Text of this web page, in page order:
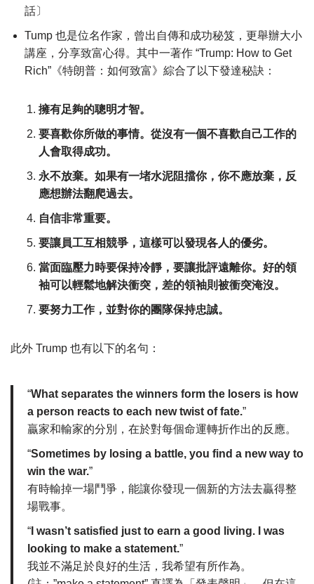
話〕
Tump 也是位名作家，曾出自傳和成功秘笈，更舉辦大小
講座，分享致富心得。其中一著作 “Trump: How to Get
Rich”《特朗普：如何致富》綜合了以下發達秘訣：
擁有足夠的聰明才智。
要喜歡你所做的事情。從沒有一個不喜歡自己工作的
人會取得成功。
永不放棄。如果有一堵水泥阻擋你，你不應放棄，反
應想辦法翻爬過去。
自信非常重要。
要讓員工互相競爭，這樣可以發現各人的優劣。
當面臨壓力時要保持冷靜，要讓批評遠離你。好的領
袖可以輕鬆地解決衝突，差的領袖則被衝突淹沒。
要努力工作，並對你的團隊保持忠誠。
此外 Trump 也有以下的名句：
“What separates the winners form the losers is how
a person reacts to each new twist of fate.”
贏家和輸家的分別，在於對每個命運轉折作出的反應。
“Sometimes by losing a battle, you find a new way to
win the war.”
有時輸掉一場鬥爭，能讓你發現一個新的方法去贏得整
場戰事。
“ I wasn’t satisfied just to earn a good living. I was
looking to make a statement.”
我並不滿足於良好的生活，我希望有所作為。